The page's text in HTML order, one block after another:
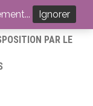
PAR LE
Ignorer